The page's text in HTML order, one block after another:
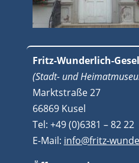
Fritz-Wunderlich-
(Stadt- und
Marktstraße 27
66869 Kusel
Tel: +49 (0)6381 – 82 22
E-Mail: info@fritz-